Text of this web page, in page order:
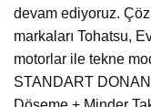
devam ediyoruz.
markaları Tohatsu,
motorlar ile tekne
STANDART